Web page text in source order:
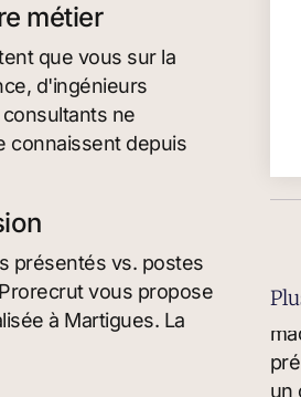
métier
que vous sur la
d'ingénieurs
ne
connaissent depuis
présentés vs. postes
vous propose
à Martigues. La